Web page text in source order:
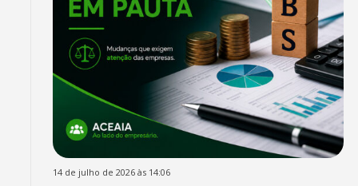
14 de julho de 2026 às 14:06